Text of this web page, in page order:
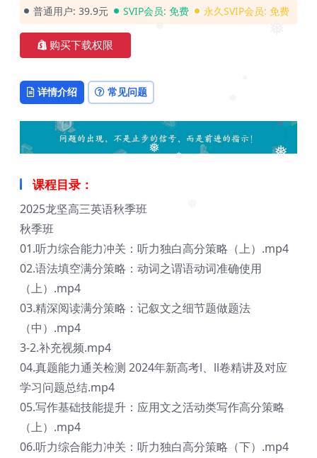
❅
普通用户: 39.9元 SVIP会员: 免费 永久SVIP会员: 免费
购买下载权限
详情介绍 常见问题
课程目录：
2025龙坚高三英语秋季班
秋季班
01.听力综合能力冲关：听力独白高分策略（上）.mp4
02.语法填空满分策略：动词之谓语动词准确使用
（上）.mp4
03.精深阅读满分策略：记叙文之细节题做题法
（中）.mp4
3-2.补充视频.mp4
04.真题能力通关检测 2024年新高考l、ll卷精讲及对应
学习问题总结.mp4
05.写作基础技能提升：应用文之活动类写作高分策略
（上）.mp4
06.听力综合能力冲关：听力独白高分策略（下）.mp4